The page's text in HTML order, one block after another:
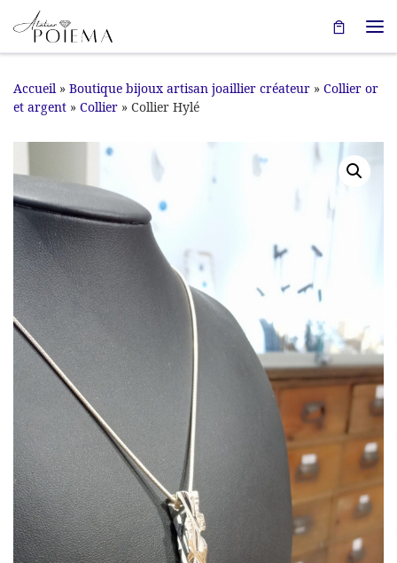
Passer au contenu
Accueil » Boutique bijoux artisan joaillier créateur » Collier or
et argent » Collier » Collier Hylé